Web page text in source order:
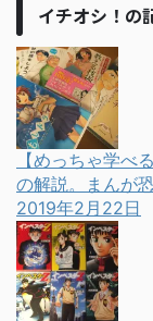
イチオシ！の
【めっちゃ学べ
の解説。まんが
2019年2月22日